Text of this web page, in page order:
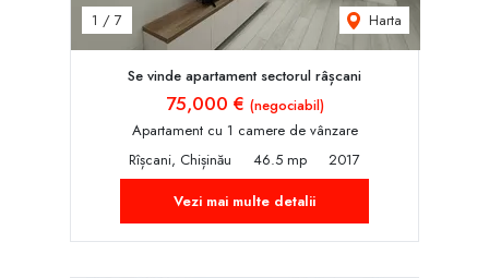
1 / 7 Harta
Se vinde apartament sectorul râșcani
75,000 € (negociabil)
Apartament cu 1 camere de vânzare
Rîșcani, Chișinău
46.5 mp
2017
Vezi mai multe detalii